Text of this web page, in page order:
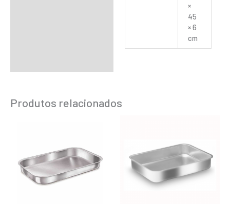
×
45
× 6
cm
Produtos relacionados